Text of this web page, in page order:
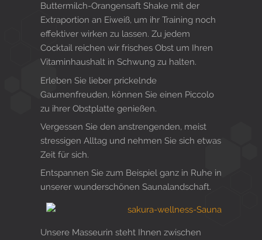
Buttermilch-Orangensaft Shake mit der
Extraportion an Eiweiß, um ihr Training noch
effektiver wirken zu lassen. Zu jedem
Cocktail reichen wir frisches Obst um Ihren
Vitaminhaushalt in Schwung zu halten.
Erleben Sie lieber prickelnde
Gaumenfreuden, können Sie einen Piccolo
zu ihrer Obstplatte genießen.
Vergessen Sie den anstrengenden, meist
stressigen Alltag und nehmen Sie sich etwas
Zeit für sich.
Entspannen Sie zum Beispiel ganz in Ruhe in
unserer wunderschönen Saunalandschaft.
Unsere Masseurin steht Ihnen zwischen